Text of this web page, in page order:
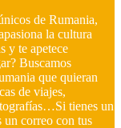
de Rumania,
la cultura
y te apetece
Buscamos
que quieran
de viajes,
tienes un
un correo con tus